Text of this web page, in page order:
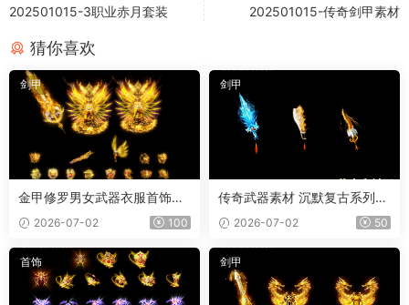
202501015-3职业赤月套装 202501015-传奇剑甲素材
猜你喜欢
剑甲
金甲修罗男女武器衣服首饰套
装 2026-07-02 100
剑甲
传奇武器素材 沉默复古系列
冰魄屠刀 内外观齐全 PNG素
材 3把
2026-07-02 50
首饰 剑甲